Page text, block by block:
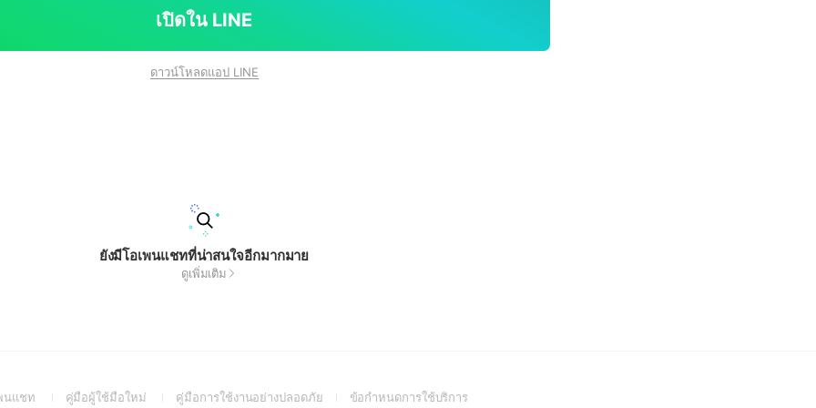
เปิดใน LINE
ดาวน์โหลดแอป LINE
ยังมีโอเพนแชทที่น่าสนใจอีกมากมาย
ดูเพิ่มเติม
นแชท
(Openคู่มือผู้ใช้มือใหม่
(Openคู่มือการใช้งานอย่างปลอดภัย(Openข้อกำหนดการใช้บริการ(Open